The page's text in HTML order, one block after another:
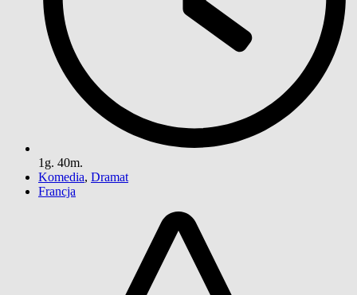
1g. 40m.
Komedia, Dramat
Francja